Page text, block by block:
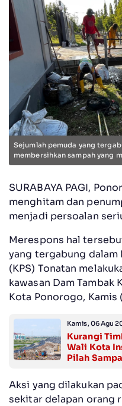
Sejumlah pemuda yang
membersihkan sampah yang
SURABAYA PAGI,
menghitam dan
menjadi persoalan
Merespons hal
yang tergabung dalam
(KPS) Tonatan
kawasan Dam Tambak
Kota Ponorogo, Kamis
Kamis, 06 Agu
Kurangi
Wali Kota
Pilah
Aksi yang dilakukan
sekitar delapan orang